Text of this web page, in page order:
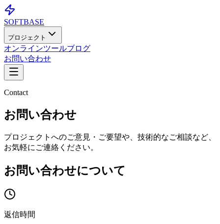
SOFTBASE
プロジェクト
オンラインツールブログ
お問い合わせ
Contact
お問い合わせ
プロジェクトへのご意見・ご要望や、技術的なご相談など、
お気軽にご連絡ください。
お問い合わせについて
返信時間